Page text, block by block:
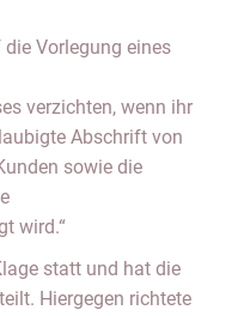
Vorlegung eines
verzichten, wenn ihr
Abschrift von
sowie die
wird.“
statt und hat die
Hiergegen richtete